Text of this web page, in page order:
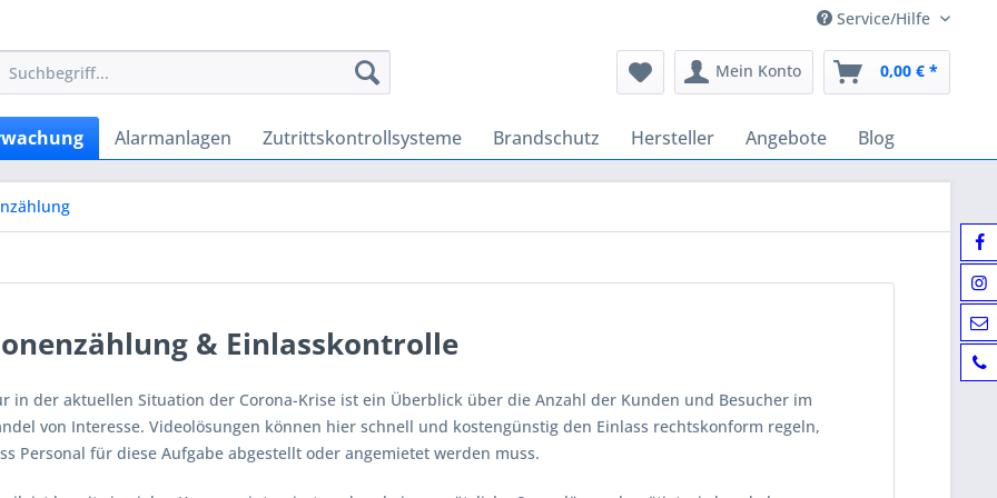
Service/Hilfe
Mein Konto 0,00 € *
Alarmanlagen Zutrittskontrollsysteme Brandschutz Hersteller Angebote Blog
& Einlasskontrolle
in der aktuellen Situation der Corona-Krise ist ein Überblick über die Anzahl der Kunden und Besucher im
von Interesse. Videolösungen können hier schnell und kostengünstig den Einlass rechtskonform regeln,
Personal für diese Aufgabe abgestellt oder angemietet werden muss.